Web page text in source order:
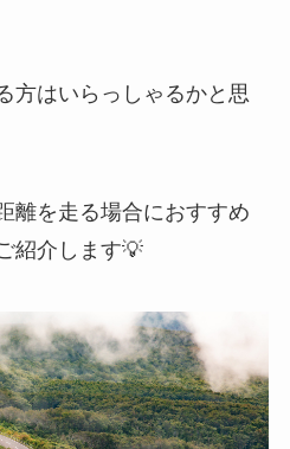
方はいらっしゃるかと思
離を走る場合におすすめ
紹介します💡